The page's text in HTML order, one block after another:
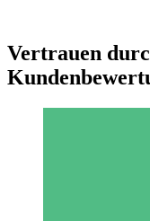
Vertrauen